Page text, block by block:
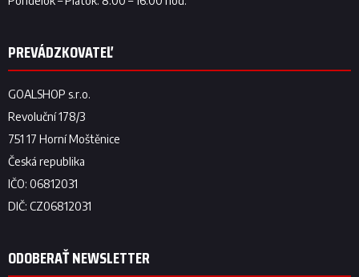
ODOBERAŤ NEWSLETTER